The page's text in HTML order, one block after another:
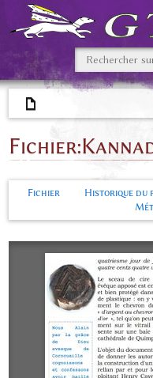
Fichier:
Fichier Historique du